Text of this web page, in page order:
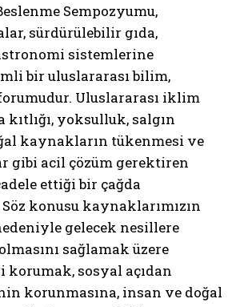
Sempozyumu,
sürdürülebilir gıda,
sistemlerine
bir uluslararası bilim,
Uluslararası iklim
kıtlığı, yoksulluk, salgın
kaynakların tükenmesi ve
gibi acil çözüm gerektiren
ettiği bir çağda
konusu kaynaklarımızın
gelecek nesillere
sağlamak üzere
sosyal açıdan
korunmasına, insan ve doğal